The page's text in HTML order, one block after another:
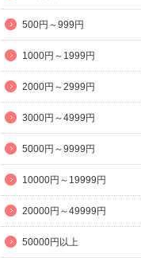
500円～999円
1000円～1999円
2000円～2999円
3000円～4999円
5000円～9999円
10000円～19999円
20000円～49999円
50000円以上